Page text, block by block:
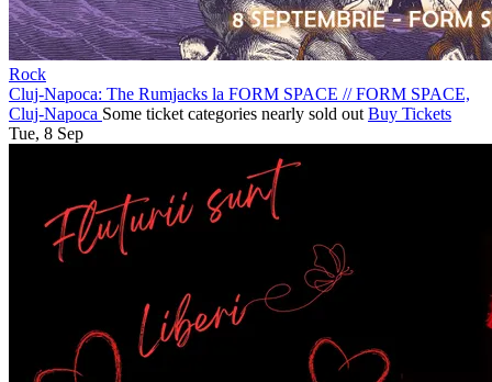
Rock
Cluj-Napoca: The Rumjacks la FORM SPACE //FORM SPACE,
Cluj-Napoca Some ticket categories nearly sold out Buy Tickets
Tue, 8 Sep